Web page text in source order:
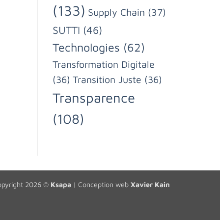
(133) Supply Chain (37)
SUTTI (46)
Technologies (62)
Transformation Digitale
(36) Transition Juste (36)
Transparence
(108)
2026 © Ksapa | Conception web Xavier Kain